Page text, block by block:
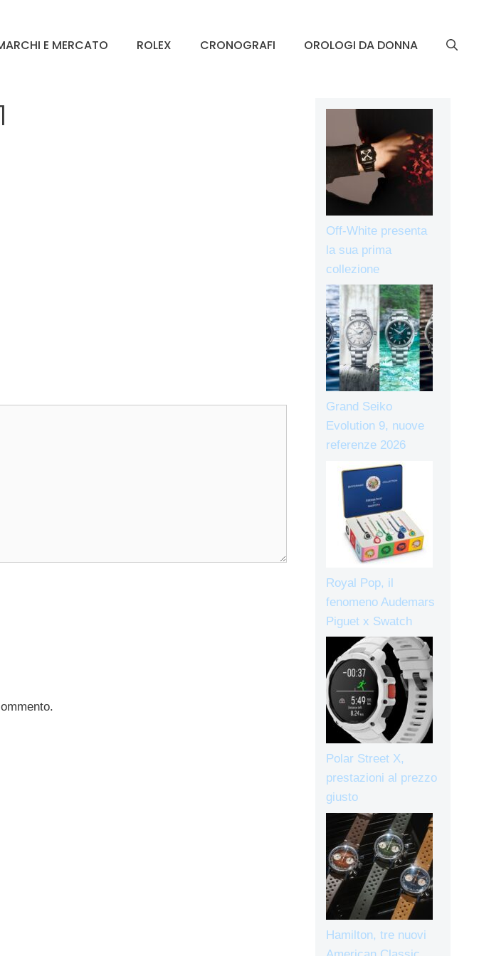
E MERCATO ROLEX CRONOGRAFI OROLOGI DA DONNA
Off-White presenta
la sua prima
collezione
Grand Seiko
Evolution 9, nuove
referenze 2026
Royal Pop, il
fenomeno Audemars
Piguet x Swatch
Polar Street X,
prestazioni al prezzo
giusto
Hamilton, tre nuovi